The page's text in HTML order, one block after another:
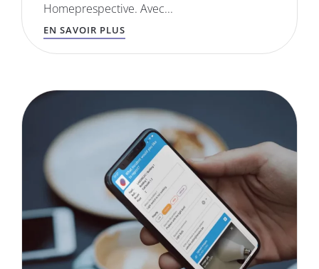
Homeprespective. Avec...
EN SAVOIR PLUS